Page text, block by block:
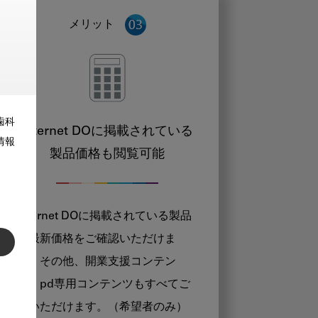
科
報
メリット
Internet DOに掲載されている
製品価格も閲覧可能
Internet DOに掲載されている製品
の最新価格をご確認いただけま
す。その他、開業支援コンテン
ツ、pd専用コンテンツもすべてご
覧いただけます。（希望者のみ）